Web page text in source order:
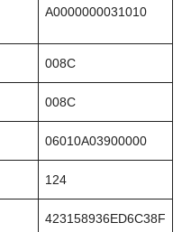
A0000000031010
008C
008C
06010A03900000
124
423158936ED6C38F